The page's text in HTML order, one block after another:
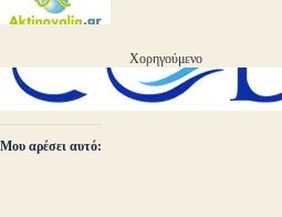
Χορηγούμενο
Μου αρέσει αυτό: